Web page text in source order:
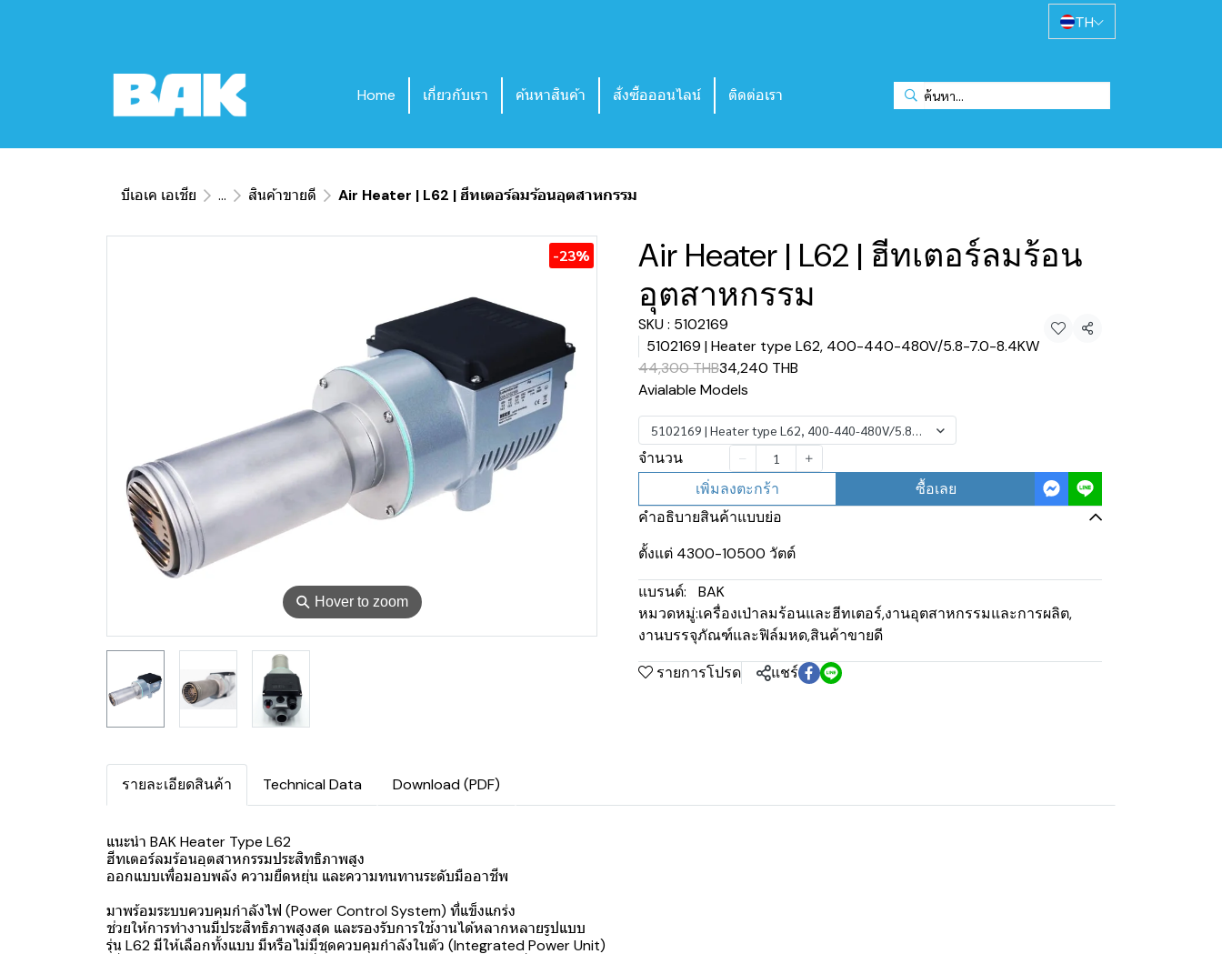
TH
Home เกี่ยวกับเรา ค้นหาสินค้า สั่งซื้อออนไลน์ ติดต่อเรา
บีเอเค เอเชีย ... สินค้าขายดี Air Heater | L62 | ฮีทเตอร์ลมร้อนอุตสาหกรรม
⚲ Hover to zoom
-23%
Air Heater | L62 | ฮีทเตอร์ลมร้อน
อุตสาหกรรม
SKU : 5102169
5102169 | Heater type L62, 400-440-480V/5.8-7.0-8.4KW
แชร์
44,300 THB34,240 THB
Avialable Models
5102169 | Heater type L62, 400-440-480V/5.8-7.0-8.4KW
จำนวน
เพิ่มลงตะกร้า ซื้อเลย
คำอธิบายสินค้าแบบย่อ
ตั้งแต่ 4300-10500 วัตต์
แบรนด์:
BAK
หมวดหมู่:เครื่องเป่าลมร้อนและฮีทเตอร์,งานอุตสาหกรรมและการผลิต,
งานบรรจุภัณฑ์และฟิล์มหด,สินค้าขายดี
รายการโปรด
แชร์
รายละเอียดสินค้า Technical Data Download (PDF)
แนะนำ BAK Heater Type L62
ฮีทเตอร์ลมร้อนอุตสาหกรรมประสิทธิภาพสูง
ออกแบบเพื่อมอบพลัง ความยืดหยุ่น และความทนทานระดับมืออาชีพ
มาพร้อมระบบควบคุมกำลังไฟ (Power Control System) ที่แข็งแกร่ง
ช่วยให้การทำงานมีประสิทธิภาพสูงสุด และรองรับการใช้งานได้หลากหลายรูปแบบ
รุ่น L62 มีให้เลือกทั้งแบบ มีหรือไม่มีชุดควบคุมกำลังในตัว (Integrated Power Unit)